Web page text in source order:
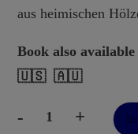
aus heimischen
Book also
🇺🇸 🇦🇺
- +